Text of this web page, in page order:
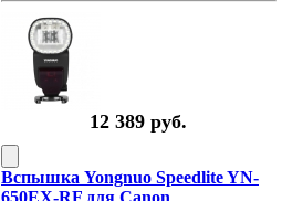
12 389 руб.
Вспышка Yongnuo Speedlite YN-
650EX-RF для Canon